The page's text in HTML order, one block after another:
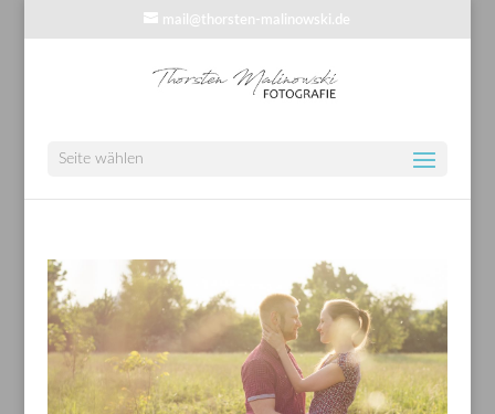
mail@thorsten-malinowski.de
Seite wählen